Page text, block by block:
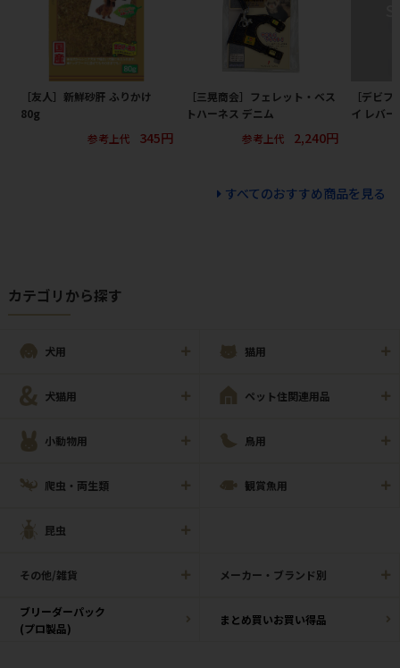
［友人］新鮮砂肝 ふりかけ
80g
参考上代
345円
［三晃商会］フェレット・ベス
トハーネス デニム
参考上代
2,240円
［デビ
イ レバ
すべてのおすすめ商品を見る
カテゴリから探す
犬用 猫用
犬猫用 ペット住関連用品
小動物用 鳥用
爬虫・両生類 観賞魚用
昆虫
その他/雑貨 メーカー・ブランド別
ブリーダーパック
(プロ製品)
まとめ買いお買い得品